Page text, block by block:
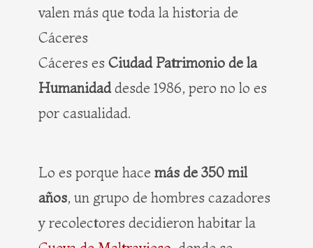
valen más que toda la historia de
Cáceres
Cáceres es Ciudad Patrimonio de la
Humanidaddesde 1986, pero no lo es
por casualidad.
Lo es porque hace más de 350 mil
años, un grupo de hombres cazadores
y recolectores decidieron habitar la